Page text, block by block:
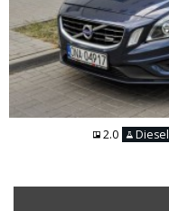
2.0 Diesel